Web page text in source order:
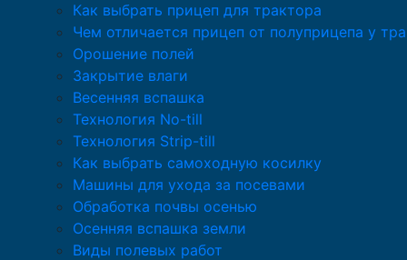
Как выбрать прицеп для трактора
Чем отличается прицеп от полуприцепа у
Орошение полей
Закрытие влаги
Весенняя вспашка
Технология No-till
Технология Strip-till
Как выбрать самоходную косилку
Машины для ухода за посевами
Обработка почвы осенью
Осенняя вспашка земли
Виды полевых работ